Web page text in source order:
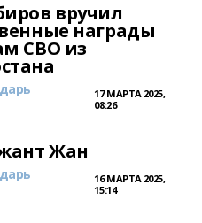
вручил
награды
СВО из
17 МАРТА 2025,
08:26
Жан
16 МАРТА 2025,
15:14